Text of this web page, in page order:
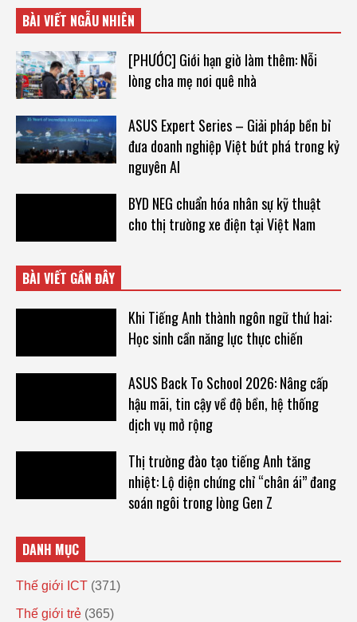
BÀI VIẾT NGẪU NHIÊN
[PHƯỚC] Giới hạn giờ làm thêm: Nỗi
lòng cha mẹ nơi quê nhà
ASUS Expert Series – Giải pháp bền bỉ
đưa doanh nghiệp Việt bứt phá trong kỷ
nguyên AI
BYD NEG chuẩn hóa nhân sự kỹ thuật
cho thị trường xe điện tại Việt Nam
BÀI VIẾT GẦN ĐÂY
Khi Tiếng Anh thành ngôn ngữ thứ hai:
Học sinh cần năng lực thực chiến
ASUS Back To School 2026: Nâng cấp
hậu mãi, tin cậy về độ bền, hệ thống
dịch vụ mở rộng
Thị trường đào tạo tiếng Anh tăng
nhiệt: Lộ diện chứng chỉ “chân ái” đang
soán ngôi trong lòng Gen Z
DANH MỤC
Thế giới ICT (371)
Thế giới trẻ (365)